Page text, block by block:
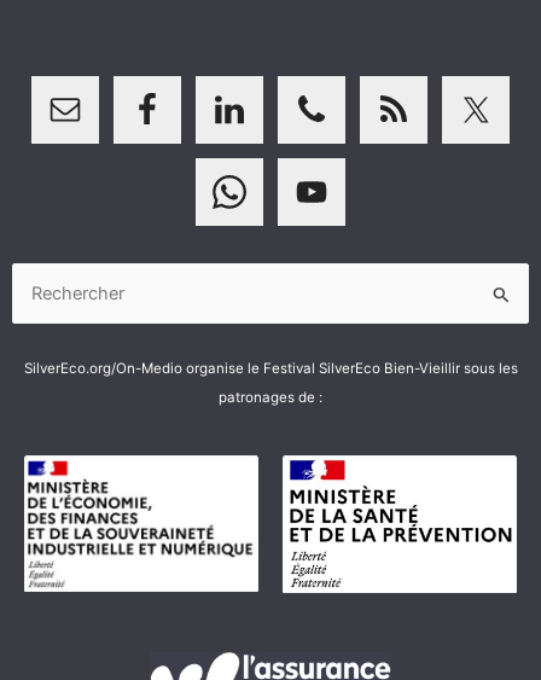
SilverEco.org/On-Medio organise le Festival SilverEco Bien-Vieillir sous les
patronages de :